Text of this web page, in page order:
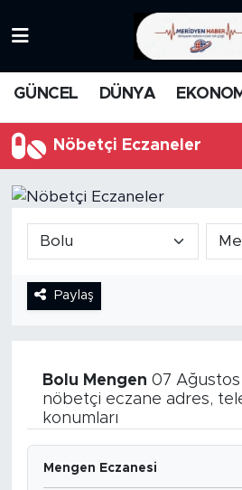
GÜNCEL DÜNYA
Nöbetçi Eczaneler
Paylaş
Bolu Mengen 07
nöbetçi eczane adres,
konumları
Mengen Eczanesi
MEDYA
DÜNYA
KARİKATÜR
Trafik Durumu
Süper Lig Puan Durumu
Tüm Manşetler
Haber Arşivi